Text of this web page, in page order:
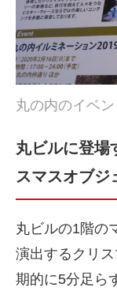
丸の内のイベ
丸ビルに登場
スマスオブジ
丸ビルの1階の
演出するクリ
期的に5分足ら